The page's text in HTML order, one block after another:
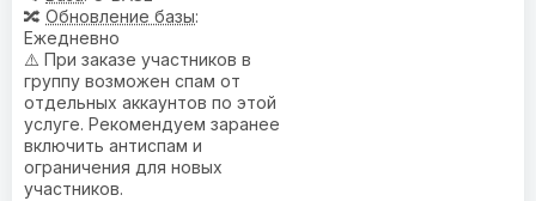
🔀 Обновление базы:
Ежедневно
⚠️ При заказе участников в
группу возможен спам от
отдельных аккаунтов по этой
услуге. Рекомендуем заранее
включить антиспам и
ограничения для новых
участников.